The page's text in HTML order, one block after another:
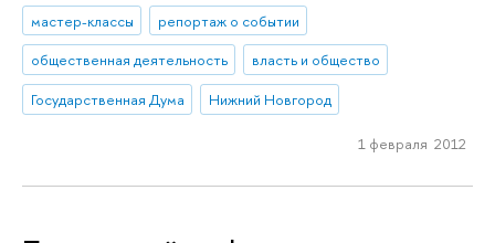
мастер-классы
репортаж о событии
общественная деятельность
власть и общество
Государственная Дума
Нижний Новгород
1 февраля 2012